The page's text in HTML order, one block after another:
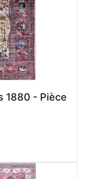
1880 - Pièce